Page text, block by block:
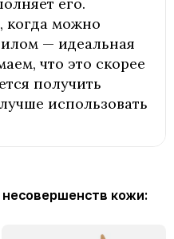
когда можно
— идеальная
что это скорее
получить
использовать
кожи: